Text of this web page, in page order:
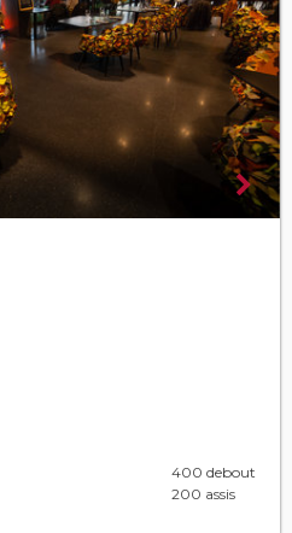
400 debout
200 assis